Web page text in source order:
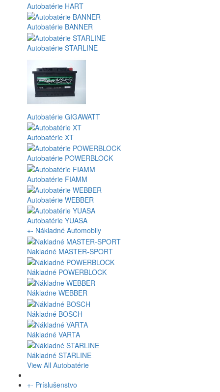
Autobatérie HART
Autobatérie BANNER
Autobatérie STARLINE
Autobatérie GIGAWATT
Autobatérie XT
Autobatérie POWERBLOCK
Autobatérie FIAMM
Autobatérie WEBBER
Autobatérie YUASA
+- Nákladné Automobily
Nakladné MASTER-SPORT
Nákladné POWERBLOCK
Nákladne WEBBER
Nákladné BOSCH
Nákladné VARTA
Nákladné STARLINE
View All Autobatérie
+- Príslušenstvo